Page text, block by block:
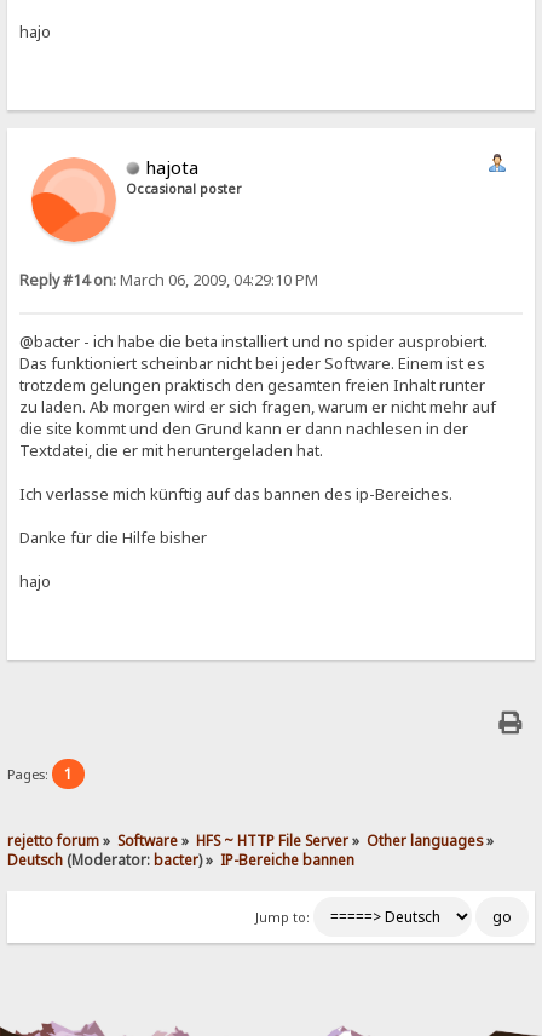
hajo
hajota
Occasional poster
Reply #14 on:March 06, 2009, 04:29:10 PM
@bacter - ich habe die beta installiert und no spider ausprobiert.
Das funktioniert scheinbar nicht bei jeder Software. Einem ist es
trotzdem gelungen praktisch den gesamten freien Inhalt runter
zu laden. Ab morgen wird er sich fragen, warum er nicht mehr auf
die site kommt und den Grund kann er dann nachlesen in der
Textdatei, die er mit heruntergeladen hat.
Ich verlasse mich künftig auf das bannen des ip-Bereiches.
Danke für die Hilfe bisher
hajo
Pages: 1
rejetto forum» Software» HFS ~ HTTP File Server» Other languages»
Deutsch (Moderator: bacter) » IP-Bereiche bannen
Jump to: